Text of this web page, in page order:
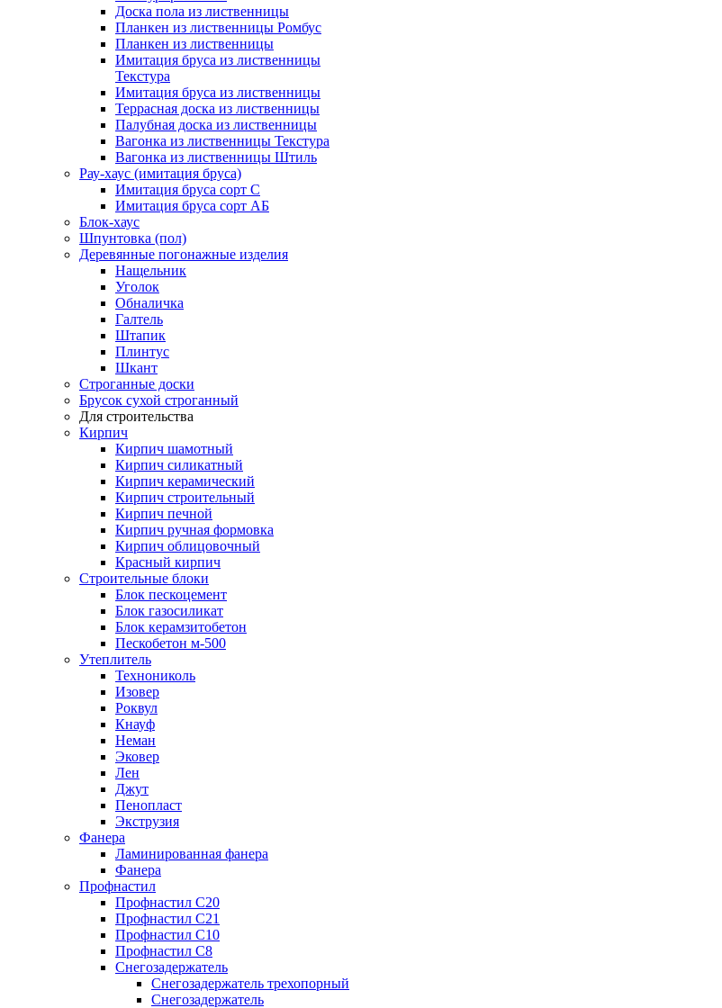
Доска пола из лиственницы
Планкен из лиственницы Ромбус
Планкен из лиственницы
Имитация бруса из лиственницы
Текстура
Имитация бруса из лиственницы
Террасная доска из лиственницы
Палубная доска из лиственницы
Вагонка из лиственницы Текстура
Вагонка из лиственницы Штиль
Рау-хаус (имитация бруса)
Имитация бруса сорт С
Имитация бруса сорт АБ
Блок-хаус
Шпунтовка (пол)
Деревянные погонажные изделия
Нащельник
Уголок
Обналичка
Галтель
Штапик
Плинтус
Шкант
Строганные доски
Брусок сухой строганный
Для строительства
Кирпич
Кирпич шамотный
Кирпич силикатный
Кирпич керамический
Кирпич строительный
Кирпич печной
Кирпич ручная формовка
Кирпич облицовочный
Красный кирпич
Строительные блоки
Блок пескоцемент
Блок газосиликат
Блок керамзитобетон
Пескобетон м-500
Утеплитель
Технониколь
Изовер
Роквул
Кнауф
Неман
Эковер
Лен
Джут
Пенопласт
Экструзия
Фанера
Ламинированная фанера
Фанера
Профнастил
Профнастил С20
Профнастил С21
Профнастил С10
Профнастил С8
Снегозадержатель
Снегозадержатель трехопорный
Снегозадержатель